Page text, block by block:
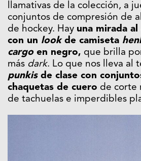
llamativas de la colección, a
conjuntos de compresión de
de hockey. Hay una mirada al
con un lookde camiseta
cargoen negro, que brilla
más dark. Lo que nos lleva al
punkisde clase con
chaquetas de cuero de corte
de tachuelas e imperdibles